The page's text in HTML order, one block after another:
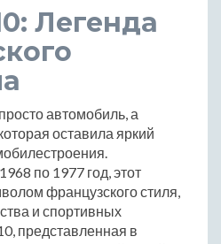
Легенда
автомобиль, а
оставила яркий
по 1977 год, этот
французского стиля,
и спортивных
представленная в